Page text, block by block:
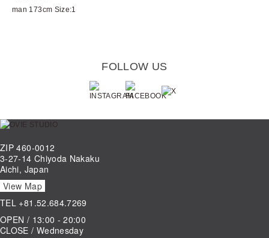
man 173cm Size:1
FOLLOW US
ZIP 460-0012
3-27-14 Chiyoda Nakaku
Aichi, Japan
View Map
TEL +81.52.684.7269
OPEN / 13:00 - 20:00
CLOSE / Wednesday